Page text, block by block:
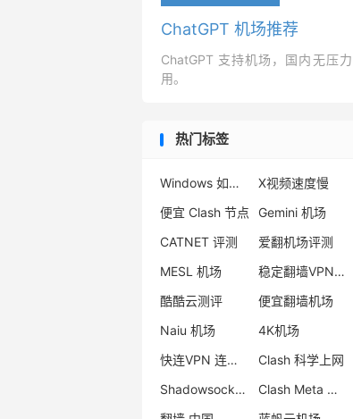
ChatGPT 机场推荐
ChatGPT 支持机场，国内无压
用。
热门标签
Windows 如何使用 Clash X视频速度慢
便宜 Clash 节点
Gemini 机场
CATNET 评测
爱翻机场评测
MESL 机场
稳定翻墙VPN推荐
酷酷云测评
便宜翻墙机场
Naiu 机场
4K机场
快连VPN 连不上
Clash 科学上网
Shadowsocks 节点
Clash Meta 和 Clash 区别